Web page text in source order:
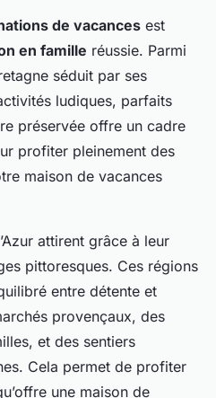
de vacances est
en famille réussie. Parmi
séduit par ses
ludiques, parfaits
préservée offre un cadre
profiter pleinement des
maison de vacances
attirent grâce à leur
pittoresques. Ces régions
entre détente et
provençaux, des
et des sentiers
Cela permet de profiter
une maison de